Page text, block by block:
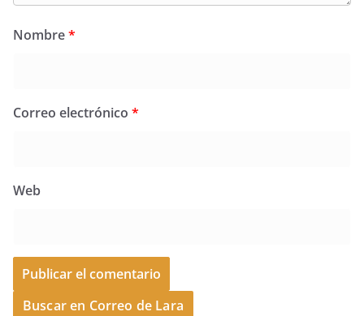
Nombre*
Correo electrónico *
Web
Buscar en Correo de Lara